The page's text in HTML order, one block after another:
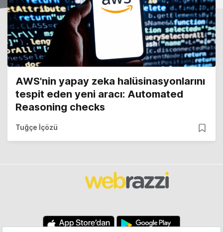
AWS'nin yapay zeka halüsinasyonlarını
tespit eden yeni aracı: Automated
Reasoning checks
Tuğçe İçözü